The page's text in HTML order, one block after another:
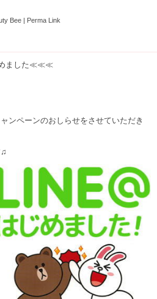
Bee Perma Link
ました≪≪≪
ンペーンのおしらせをさせていただき